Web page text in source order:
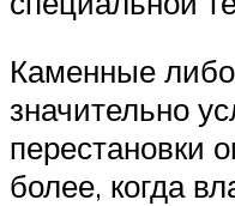
Каменные
значительно
перестановки
более, когда